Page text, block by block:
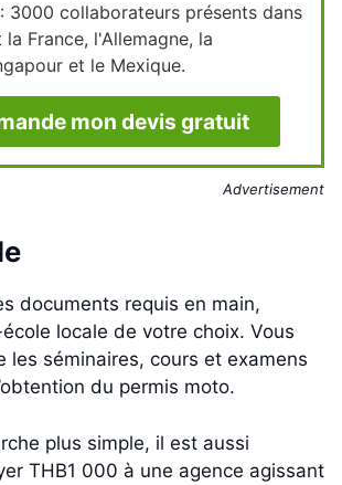
3000 collaborateurs présents dans
France, l'Allemagne, la
et le Mexique.
mon devis gratuit
Advertisement
documents requis en main,
locale de votre choix. Vous
les séminaires, cours et examens
du permis moto.
plus simple, il est aussi
THB1 000 à une agence agissant